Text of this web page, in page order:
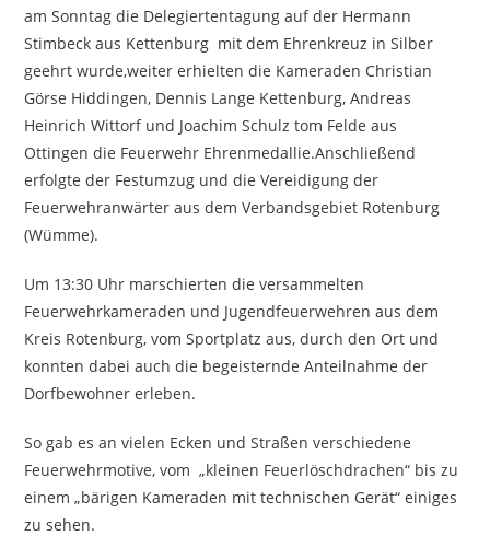
am Sonntag die Delegiertentagung auf der Hermann
Stimbeck aus Kettenburg mit dem Ehrenkreuz in Silber
geehrt wurde,weiter erhielten die Kameraden Christian
Görse Hiddingen, Dennis Lange Kettenburg, Andreas
Heinrich Wittorf und Joachim Schulz tom Felde aus
Ottingen die Feuerwehr Ehrenmedallie.Anschließend
erfolgte der Festumzug und die Vereidigung der
Feuerwehranwärter aus dem Verbandsgebiet Rotenburg
(Wümme).
Um 13:30 Uhr marschierten die versammelten
Feuerwehrkameraden und Jugendfeuerwehren aus dem
Kreis Rotenburg, vom Sportplatz aus, durch den Ort und
konnten dabei auch die begeisternde Anteilnahme der
Dorfbewohner erleben.
So gab es an vielen Ecken und Straßen verschiedene
Feuerwehrmotive, vom „kleinen Feuerlöschdrachen“ bis zu
einem „bärigen Kameraden mit technischen Gerät“ einiges
zu sehen.